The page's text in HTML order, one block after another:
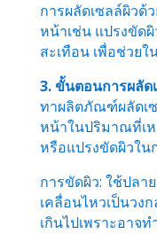
การผลัดเซลล์ผิวด้
หน้าเช่น แปรงขัด
สะเทือน เพื่อช่วย
3. ขั้นตอนการผลัด
ทาผลิตภัณฑ์ผลัดเ
หน้าในปริมาณที่เ
หรือแปรงขัดผิวใน
การขัดผิว: ใช้ปลา
เคลื่อนไหวเป็นวง
เกินไปเพราะอาจ